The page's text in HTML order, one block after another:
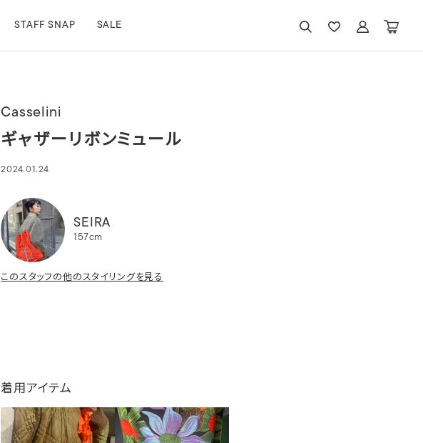
STAFF SNAP SALE
Casselini
ギャザーリボンミュール
2024.01.24
SEIRA
157cm
このスタッフの他のスタイリングを見る
着用アイテム